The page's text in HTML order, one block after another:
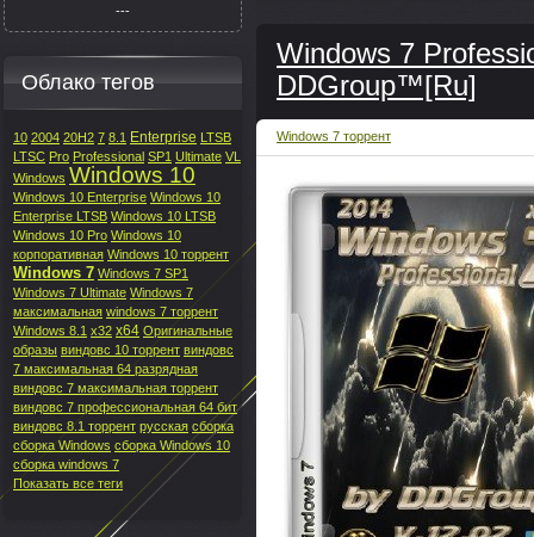
Windows 7
DDGroup™[Ru]
Windows 7 торрент
---
Облако тегов
10 2004 20H2 7 8.1 Enterprise LTSB
LTSC Pro Professional SP1 Ultimate VL
Windows Windows 10
Windows 10 Enterprise Windows 10
Enterprise LTSB Windows 10 LTSB
Windows 10 Pro Windows 10
корпоративная Windows 10 торрент
Windows 7 Windows 7 SP1
Windows 7 Ultimate Windows 7
максимальная windows 7 торрент
Windows 8.1 x32 x64 Оригинальные
образы виндовс 10 торрент виндовс
7 максимальная 64 разрядная
виндовс 7 максимальная торрент
виндовс 7 профессиональная 64 бит
виндовс 8.1 торрент русская сборка
сборка Windows сборка Windows 10
сборка windows 7
Показать все теги